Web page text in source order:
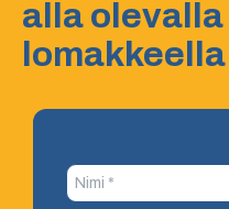
alla olevalla
lomakkeella